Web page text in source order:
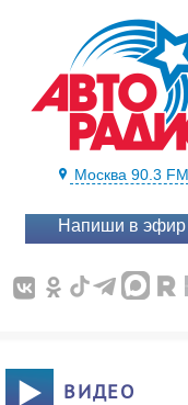
Москва 90.3 FM
Напиши в эфир
ВИДЕО